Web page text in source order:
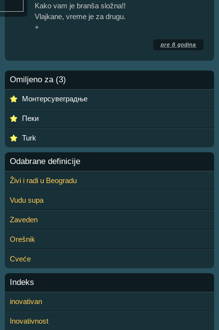
Kako vam je branša složna!!
Vlajkane, vreme je za drugu.
+
pre 8 godina
Omiljeno za (3)
Монтерсувеградње
Пеки
Turk
Odabrane definicije
Živi i radi u Beogradu
Vudu supa
Zaveden
Orešnik
Cveće
Indeks
inovativan
Inovativnost